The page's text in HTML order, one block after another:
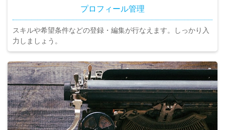
プロフィール管理
スキルや希望条件などの登録・編集が行なえます。しっかり入
力しましょう。